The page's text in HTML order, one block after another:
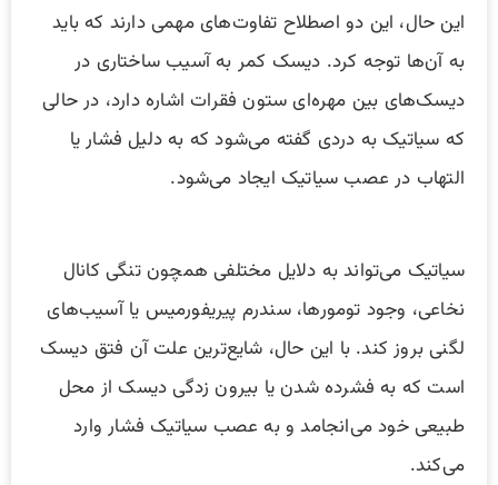
این حال، این دو اصطلاح تفاوت‌های مهمی دارند که باید
به آن‌ها توجه کرد. دیسک کمر به آسیب ساختاری در
دیسک‌های بین مهره‌ای ستون فقرات اشاره دارد، در حالی
که سیاتیک به دردی گفته می‌شود که به دلیل فشار یا
التهاب در عصب سیاتیک ایجاد می‌شود.
سیاتیک می‌تواند به دلایل مختلفی همچون تنگی کانال
نخاعی، وجود تومورها، سندرم پیریفورمیس یا آسیب‌های
لگنی بروز کند. با این حال، شایع‌ترین علت آن فتق دیسک
است که به فشرده شدن یا بیرون زدگی دیسک از محل
طبیعی خود می‌انجامد و به عصب سیاتیک فشار وارد
می‌کند.